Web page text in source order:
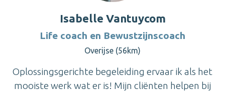
Isabelle Vantuycom
Life coach en Bewustzijnscoach
Overijse (56km)
Oplossingsgerichte begeleiding ervaar ik als het
mooiste werk wat er is! Mijn cliënten helpen bij